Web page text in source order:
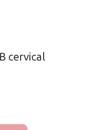
cervical